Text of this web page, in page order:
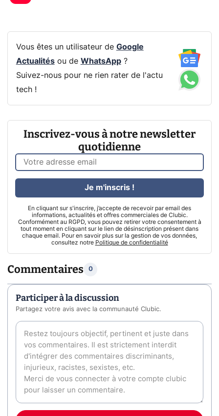
Vous êtes un utilisateur de Google
Actualitésou de WhatsApp?
Suivez-nous pour ne rien rater de l'actu
tech !
Inscrivez-vous à notre newsletter
quotidienne
En cliquant sur s'inscrire, j’accepte de recevoir par email des
informations, actualités et offres commerciales de Clubic.
Conformément au RGPD, vous pouvez retirer votre consentement à
tout moment en cliquant sur le lien de désinscription présent dans
chaque email. Pour en savoir plus sur la gestion de vos données,
consultez notre Politique de confidentialité
Je m'inscris !
Commentaires 0
Participer à la discussion
Partagez votre avis avec la communauté Clubic.